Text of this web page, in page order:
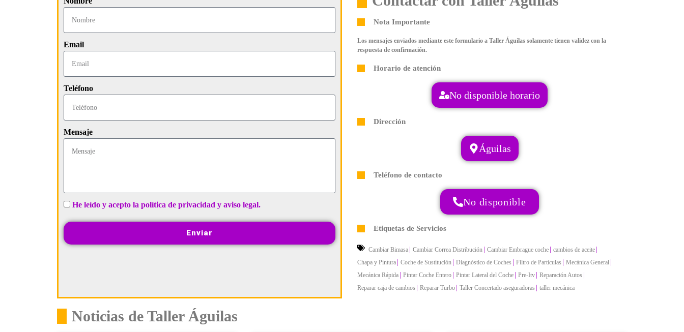
Email
Teléfono
Mensaje
He leído y acepto la política de privacidad y aviso legal.
Enviar
Nota Importante
Los mensajes enviados mediante este formulario a Taller Águilas solamente tienen validez con la
respuesta de confirmación.
Horario de atención
No disponible horario
Dirección
Águilas
Teléfono de contacto
No disponible
Etiquetas de Servicios
Cambiar Bimasa Cambiar Correa Distribución Cambiar Embrague coche cambios de aceite
Chapa y Pintura Coche de Sustitución Diagnóstico de Coches Filtro de Partículas Mecánica General
Mecánica Rápida Pintar Coche Entero Pintar Lateral del Coche Pre-Itv Reparación Autos
Reparar caja de cambios Reparar Turbo Taller Concertado aseguradoras taller mecánica
Noticias de Taller Águilas